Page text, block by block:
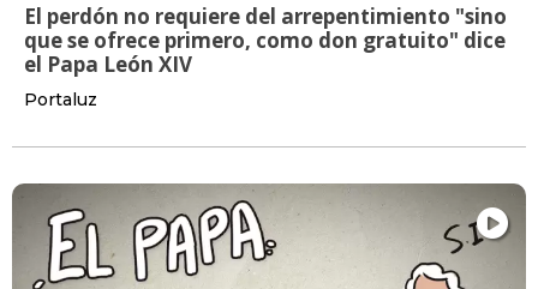
El perdón no requiere del arrepentimiento "sino
que se ofrece primero, como don gratuito" dice
el Papa León XIV
Portaluz